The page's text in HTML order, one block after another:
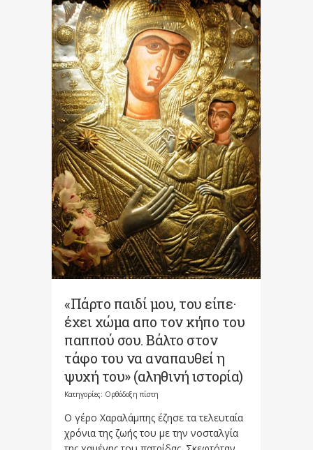
«Πάρτο παιδί μου, του είπε·
έχει χώμα απο τον κήπο του
παππού σου. Βάλτο στον
τάφο του να αναπαυθεί η
ψυχή του» (αληθινή ιστορία)
Κατηγορίες: Ορθόδοξη πίστη
O γέρο Χαραλάμπης έζησε τα τελευταία
χρόνια της ζωής του με την νοσταλγία